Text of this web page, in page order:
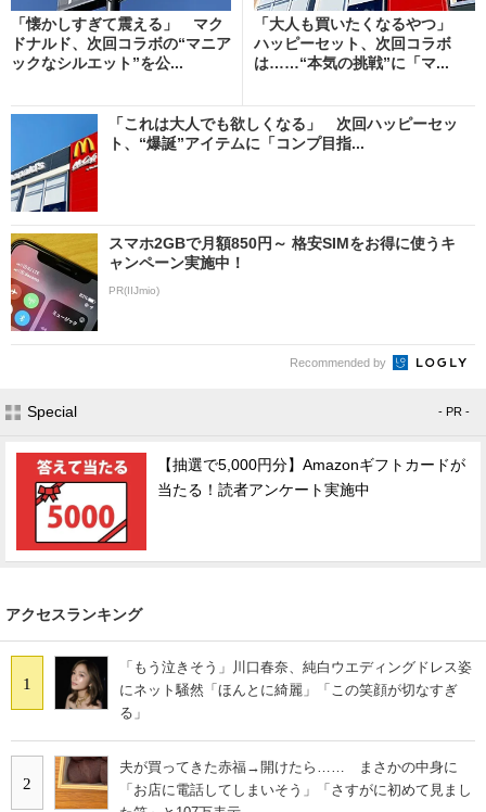
「懐かしすぎて震える」 マク
ドナルド、次回コラボの“マニア
ックなシルエット”を公...
「大人も買いたくなるやつ」
ハッピーセット、次回コラボ
は……“本気の挑戦”に「マ...
「これは大人でも欲しくなる」 次回ハッピーセッ
ト、“爆誕”アイテムに「コンプ目指...
スマホ2GBで月額850円～ 格安SIMをお得に使うキ
ャンペーン実施中！
PR(IIJmio)
Recommended by
Special - PR -
【抽選で5,000円分】Amazonギフトカードが
当たる！読者アンケート実施中
アクセスランキング
1
「もう泣きそう」川口春奈、純白ウエディングドレス姿
にネット騒然「ほんとに綺麗」「この笑顔が切なすぎ
る」
2
夫が買ってきた赤福→開けたら…… まさかの中身に
「お店に電話してしまいそう」「さすがに初めて見まし